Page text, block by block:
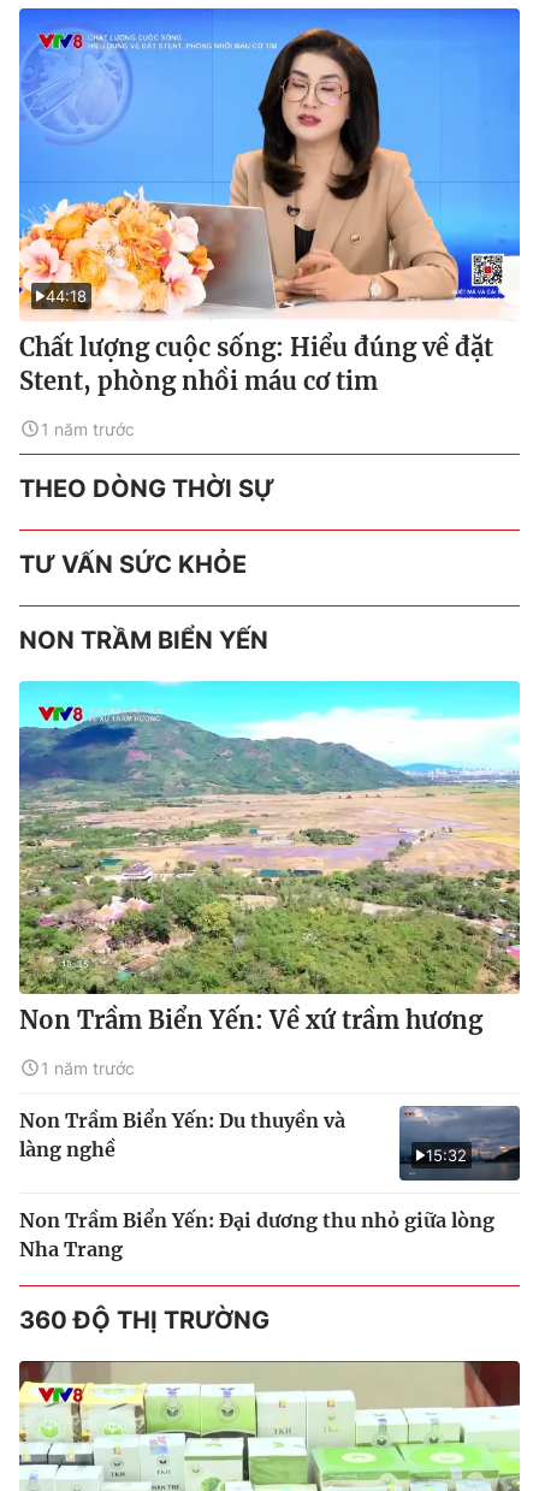
44:18
Chất lượng cuộc sống: Hiểu đúng về đặt
Stent, phòng nhồi máu cơ tim
1 năm trước
THEO DÒNG THỜI SỰ
TƯ VẤN SỨC KHỎE
NON TRẦM BIỂN YẾN
Non Trầm Biển Yến: Về xứ trầm hương
1 năm trước
15:32
Non Trầm Biển Yến: Du thuyền và
làng nghề
Non Trầm Biển Yến: Đại dương thu nhỏ giữa lòng
Nha Trang
360 ĐỘ THỊ TRƯỜNG